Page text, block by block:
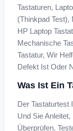
Tastaturen,
(Thinkpad
HP Laptop
Mechanische
Tastatur, Wir
Defekt Ist Oder
Was Ist Ein
Der Tastaturtest
Und Sie
Überprüfen.